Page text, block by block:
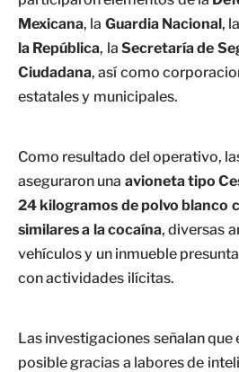
Mexicana, la Guardia Nacional, la
la República, la Secretaría de
Ciudadana, así como
estatales y municipales.
Como resultado del operativo,
aseguraron una avioneta tipo
24 kilogramos de polvo blanco
similares a la cocaína, diversas
vehículos y un inmueble
con actividades ilícitas.
Las investigaciones señalan
posible gracias a labores de